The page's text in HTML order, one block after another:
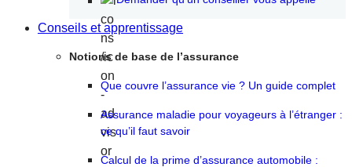
Conseils et apprentissage
Notions de base de l’assurance
Que couvre l’assurance vie ? Un guide complet
Assurance maladie pour voyageurs à l’étranger :
ce qu’il faut savoir
Calcul de la prime d’assurance automobile :